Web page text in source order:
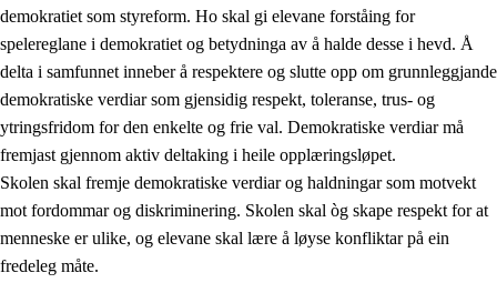
1. Verdigrunnlaget i opplæringa
1.1 Menneskeverdet
1.2 Identitet og kulturelt mangfald
1.3 Kritisk tenking og etisk bevisstheit
demokratiet som styreform. Ho skal gi elevane forståing for
spelereglane i demokratiet og betydninga av å halde desse i hevd. Å
delta i samfunnet inneber å respektere og slutte opp om grunnleggjande
demokratiske verdiar som gjensidig respekt, toleranse, trus- og
ytringsfridom for den enkelte og frie val. Demokratiske verdiar må
fremjast gjennom aktiv deltaking i heile opplæringsløpet.
Skolen skal fremje demokratiske verdiar og haldningar som motvekt
mot fordommar og diskriminering. Skolen skal òg skape respekt for at
menneske er ulike, og elevane skal lære å løyse konfliktar på ein
fredeleg måte.